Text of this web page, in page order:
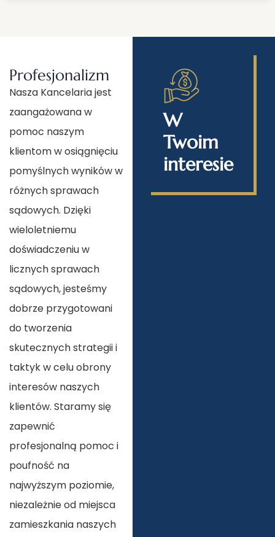
Profesjonalizm
Nasza Kancelaria jest
zaangażowana w
pomoc naszym
klientom w osiągnięciu
pomyślnych wyników w
różnych sprawach
sądowych. Dzięki
wieloletniemu
doświadczeniu w
licznych sprawach
sądowych, jesteśmy
dobrze przygotowani
do tworzenia
skutecznych strategii i
taktyk w celu obrony
interesów naszych
klientów. Staramy się
zapewnić
profesjonalną pomoc i
poufność na
najwyższym poziomie,
niezależnie od miejsca
zamieszkania naszych
W
Twoim
interesie